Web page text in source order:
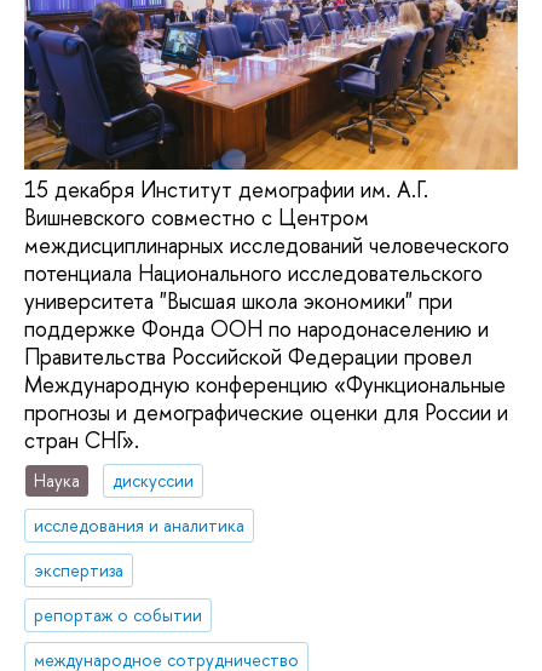
15 декабря Институт демографии им. А.Г.
Вишневского совместно с Центром
междисциплинарных исследований человеческого
потенциала Национального исследовательского
университета "Высшая школа экономики" при
поддержке Фонда ООН по народонаселению и
Правительства Российской Федерации провел
Международную конференцию «Функциональные
прогнозы и демографические оценки для России и
стран СНГ».
Наука
дискуссии
исследования и аналитика
экспертиза
репортаж о событии
международное сотрудничество